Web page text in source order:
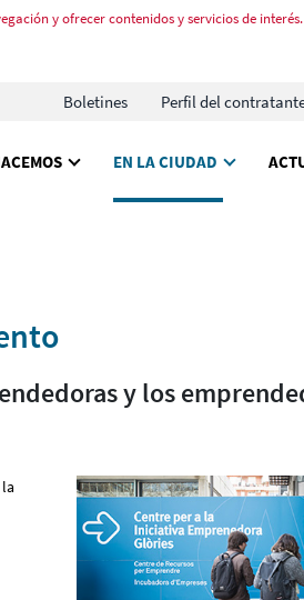
y ofrecer contenidos y servicios de interés.
Boletines Perfil del
EN LA CIUDAD
y los